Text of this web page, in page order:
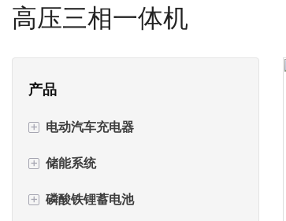
高压三相一体机
产品
+ 电动汽车充电器
交流电动汽车充电器
直流电动汽车充电器
+ 储能系统
逆变器+电池一体机
+ 磷酸铁锂蓄电池